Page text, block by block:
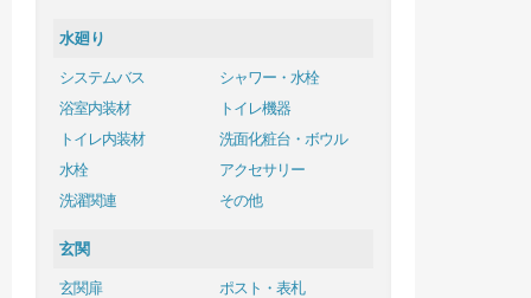
水廻り
システムバス
シャワー・水栓
浴室内装材
トイレ機器
トイレ内装材
洗面化粧台・ボウル
水栓
アクセサリー
洗濯関連
その他
玄関
玄関扉
ポスト・表札